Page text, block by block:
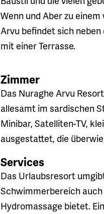
Wenn und Aber zu
Arvu befindet sich
mit einer Terrasse.
Zimmer
Das Nuraghe Arvu
allesamt im sardischen
Minibar, Satelliten-TV,
ausgestattet, die
Services
Das Urlaubsresort
Schwimmerbereich
Hydromassage bietet.